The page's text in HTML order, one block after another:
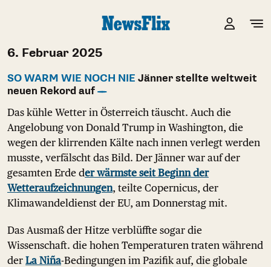
6. Februar 2025
SO WARM WIE NOCH NIE Jänner stellte weltweit
neuen Rekord auf
Das kühle Wetter in Österreich täuscht. Auch die
Angelobung von Donald Trump in Washington, die
wegen der klirrenden Kälte nach innen verlegt werden
musste, verfälscht das Bild. Der Jänner war auf der
gesamten Erde der wärmste seit Beginn der
Wetteraufzeichnungen, teilte Copernicus, der
Klimawandeldienst der EU, am Donnerstag mit.
Das Ausmaß der Hitze verblüffte sogar die
Wissenschaft. die hohen Temperaturen traten während
der La Niña-Bedingungen im Pazifik auf, die globale